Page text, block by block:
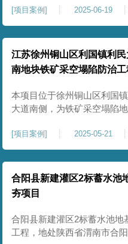
积约 20000 平方米，采用满
加固方式改善场地工程地质
有效提高地基承载力、控制
沉降，满足变电站各类构支
气设备及配套设施建设标准。
目是嵩县重要电力基础设施，
后优化区域电网布局，增强当
[项目案例] 2025-06-19
江苏徐州铜山区利国镇利
南地块铁矿采空塌陷防治工
本项目位于徐州铜山区利国
大道南侧，为铁矿采空塌陷
35000㎡。针对区域铁矿开采
地层松散、裂隙发育、塌陷
隐患，采用强夯工艺加固场
基，消除采空地质风险，提
整体稳定性与承载力，彻底改
块建设条件，实现矿区地质灾
理与土地安全利用。
[项目案例] 2025-05-21
合阳县新建灌区2标蓄水池
夯项目
合阳县新建灌区2标蓄水池地
工程，地处陕西省渭南市合